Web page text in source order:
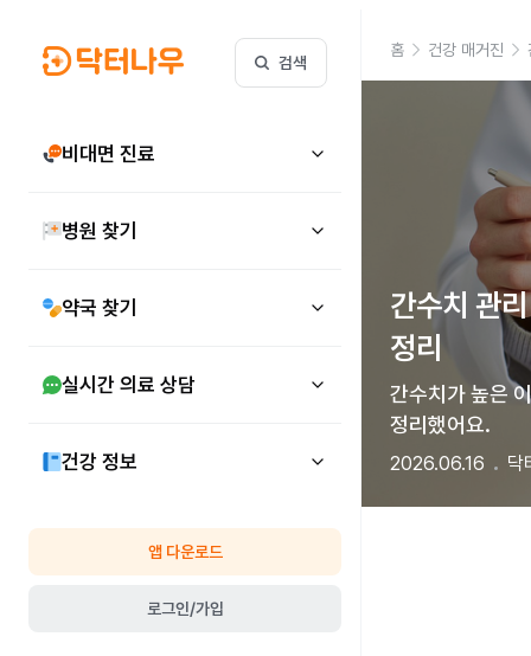
검색
비대면 진료
병원 찾기
약국 찾기
실시간 의료 상담
건강 정보
앱 다운로드
로그인/가입
홈 건강 매거진
간수치 관
정리
간수치가 높은
정리했어요.
2026.06.16 닥